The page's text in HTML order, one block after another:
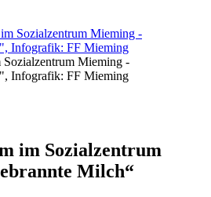
Sozialzentrum Mieming -
Infografik: FF Mieming
im Sozialzentrum
Milch“